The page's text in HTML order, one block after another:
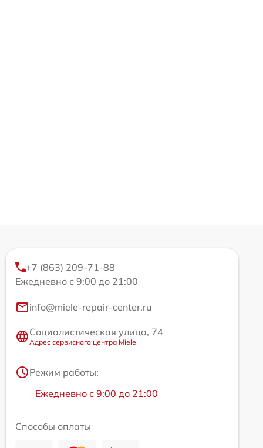
+7 (863) 209-71-88
Ежедневно с 9:00 до 21:00
info@miele-repair-center.ru
Социалистическая улица, 74
Адрес сервисного центра Miele
Режим работы:
Ежедневно с 9:00 до 21:00
Способы оплаты